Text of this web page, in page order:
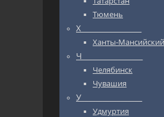
Тюмень
Х_________________
Ханты-
Ч_________________
Челябинск
Чувашия
У_________________
Удмуртия